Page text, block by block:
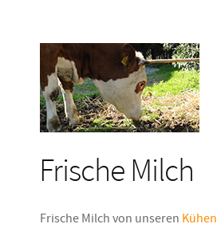
Frische Milch
Frische Milch von unseren Kühen